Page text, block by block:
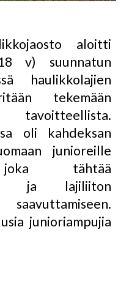
aloitti
v) suunnatun
haulikkolajien
tekemään
oli kahdeksan
junioreille
joka tähtää
ja lajiliiton
junioriampujia